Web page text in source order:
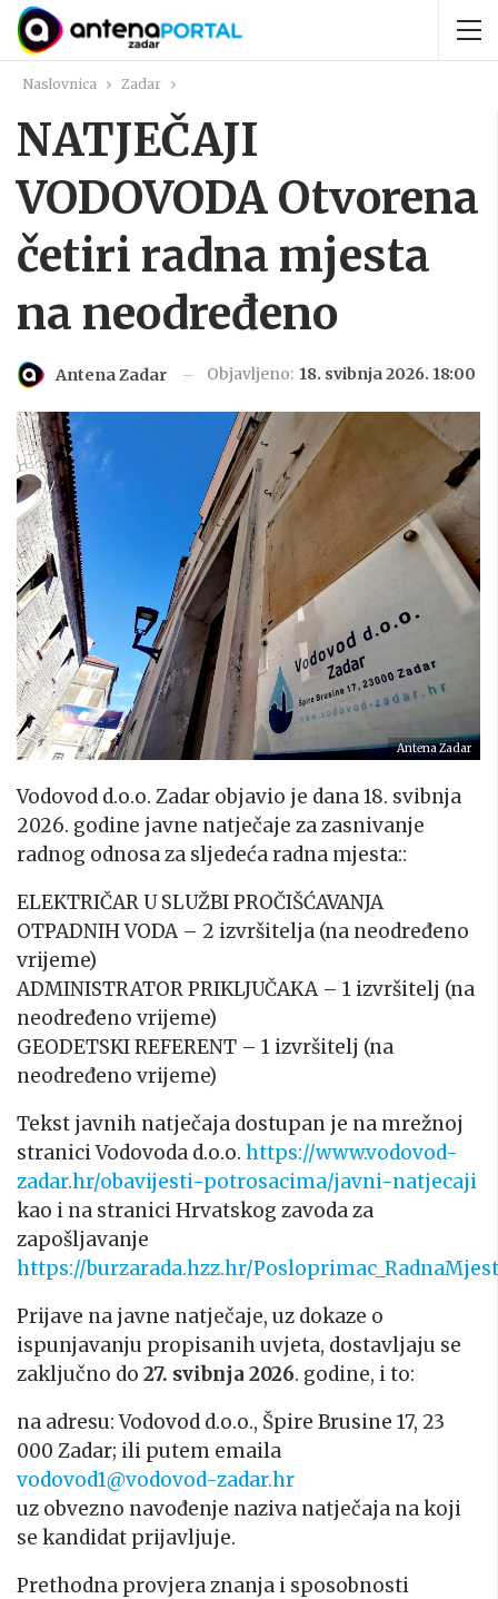
Naslovnica Zadar
NATJEČAJI
VODOVODA Otvorena
četiri radna mjesta
na neodređeno
Antena Zadar Objavljeno: 18. svibnja 2026. 18:00
Antena Zadar
Vodovod d.o.o. Zadar objavio je dana 18. svibnja
2026. godine javne natječaje za zasnivanje
radnog odnosa za sljedeća radna mjesta::
ELEKTRIČAR U SLUŽBI PROČIŠĆAVANJA
OTPADNIH VODA – 2 izvršitelja (na neodređeno
vrijeme)
ADMINISTRATOR PRIKLJUČAKA – 1 izvršitelj (na
neodređeno vrijeme)
GEODETSKI REFERENT – 1 izvršitelj (na
neodređeno vrijeme)
Tekst javnih natječaja dostupan je na mrežnoj
stranici Vodovoda d.o.o. https://www.vodovod-
zadar.hr/obavijesti-potrosacima/javni-natjecaji
kao i na stranici Hrvatskog zavoda za
zapošljavanje
https://burzarada.hzz.hr/
Prijave na javne natječaje, uz dokaze o
ispunjavanju propisanih uvjeta, dostavljaju se
zaključno do 27. svibnja 2026. godine, i to:
na adresu: Vodovod d.o.o., Špire Brusine 17, 23
000 Zadar; ili putem emaila
vodovod1@vodovod-zadar.hr
uz obvezno navođenje naziva natječaja na koji
se kandidat prijavljuje.
Prethodna provjera znanja i sposobnosti